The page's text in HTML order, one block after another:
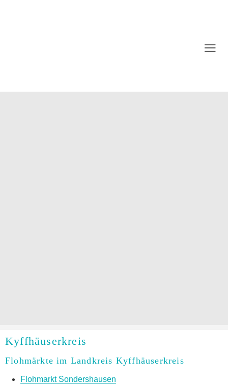
Kyffhäuserkreis
Flohmärkte im Landkreis Kyffhäuserkreis
Flohmarkt Sondershausen